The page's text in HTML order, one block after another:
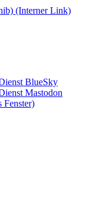
(Interner Link)
BlueSky
Mastodon
Fenster)